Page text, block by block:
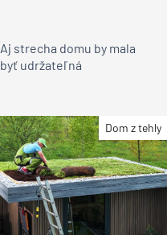
Aj strecha domu by mala
byť udržateľná
Dom z tehly